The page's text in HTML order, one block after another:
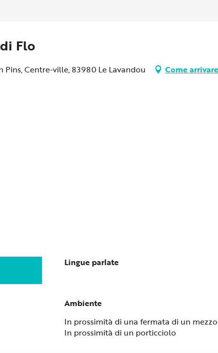
Flo
Centre-ville, 83980 Le Lavandou Come arrivare
Lingue parlate
Lingue parlate
Ambiente
Ambiente
In prossimità di una fermata di un
In prossimità di un porticciolo